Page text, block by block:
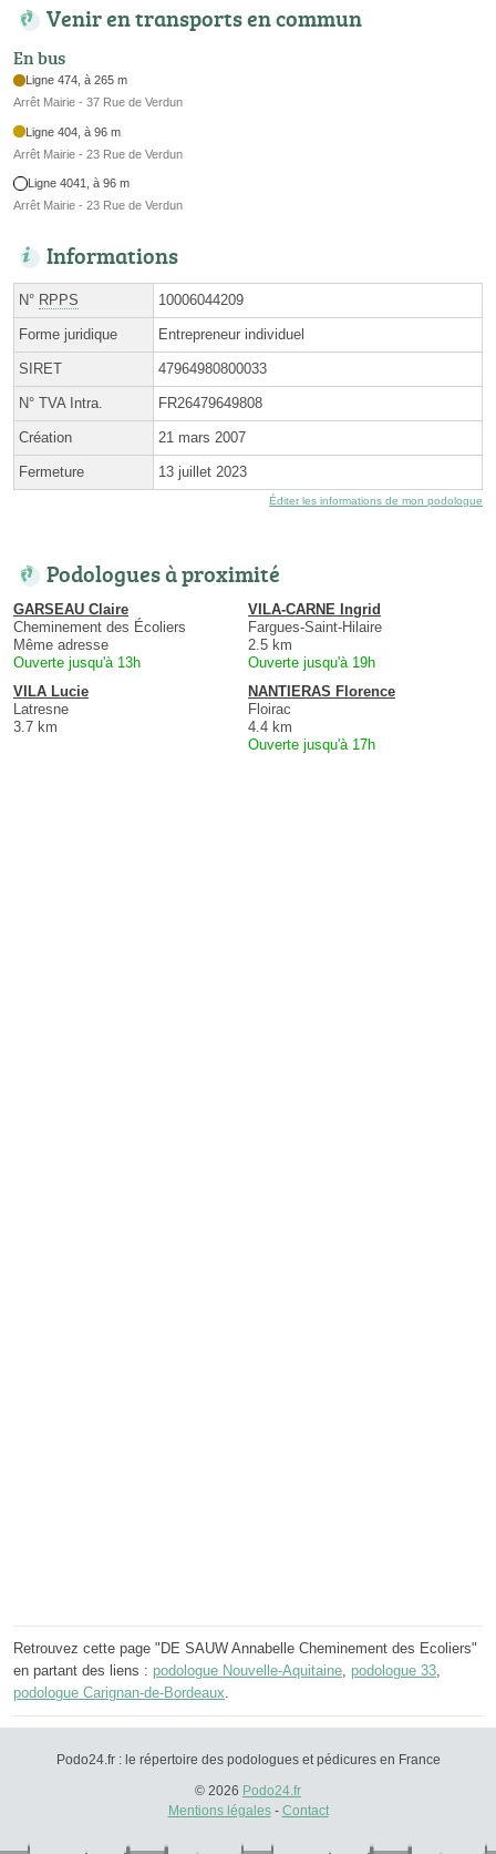
Venir en transports en commun
En bus
Ligne 474, à 265 m
Arrêt Mairie - 37 Rue de Verdun
Ligne 404, à 96 m
Arrêt Mairie - 23 Rue de Verdun
Ligne 4041, à 96 m
Arrêt Mairie - 23 Rue de Verdun
Informations
N° RPPS 10006044209
Forme juridique Entrepreneur individuel
SIRET 47964980800033
N° TVA Intra. FR26479649808
Création 21 mars 2007
Fermeture 13 juillet 2023
Éditer les informations de mon podologue
Podologues à proximité
GARSEAU Claire
Cheminement des Écoliers
Même adresse
Ouverte jusqu'à 13h
VILA-CARNE Ingrid
Fargues-Saint-Hilaire
2.5 km
Ouverte jusqu'à 19h
VILA Lucie
Latresne
3.7 km
NANTIERAS Florence
Floirac
4.4 km
Ouverte jusqu'à 17h
Retrouvez cette page "DE SAUW Annabelle Cheminement des Ecoliers"
en partant des liens : podologue Nouvelle-Aquitaine, podologue 33,
podologue Carignan-de-Bordeaux.
Podo24.fr : le répertoire des podologues et pédicures en France
© 2026 Podo24.fr
Mentions légales- Contact